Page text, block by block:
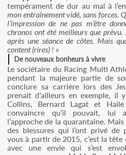
tempérament de dur au mal à
mon entraînement vidé, sans forces.
l’impression de ne pas m’être
chronos ont été meilleurs que prévu.
après une séance de côtes. Mais
content (rires) ! »
De nouveaux bonheurs à vivre
Le sociétaire du Racing Multi
pendant la majeure partie de
conclure sa carrière lors des
prenait d’ailleurs en exemple, il
Collins, Bernard Lagat et
convaincre qu’il pouvait, lui
l’approche de la quarantaine.
des blessures qui l’ont privé de
vous à partir de 2015, c’est la
avec une envie qui s’est